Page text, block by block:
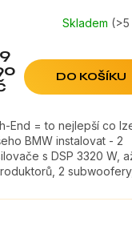
Skladem (>5
DO KOŠÍKU
End = to nejlepší co
BMW instalovat - 2
s DSP 3320 W,
2